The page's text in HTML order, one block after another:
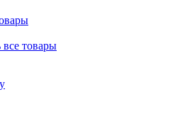
товары